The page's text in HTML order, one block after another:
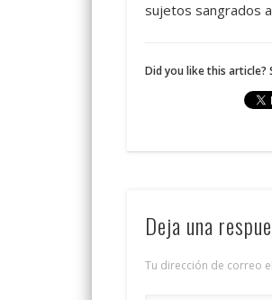
sujetos sangrados
Did you like this
Deja una
Tu dirección de correo